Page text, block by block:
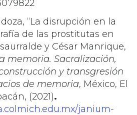
“La disrupción en la
de las prostitutas en
y César Manrique,
memoria. Sacralización,
y transgresión
de memoria, México, El
(2021).
janium-